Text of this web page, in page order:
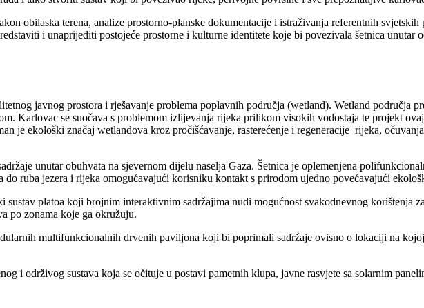
obilaska terena, analize prostorno-planske dokumentacije i istraživanja referentnih
i unaprijediti postojeće prostorne i kulturne identitete koje bi povezivala šetnica unutar
javnog prostora i rješavanje problema poplavnih područja (wetland). Wetland područja
Karlovac se suočava s problemom izlijevanja rijeka prilikom visokih vodostaja te projekt
je ekološki značaj wetlandova kroz pročišćavanje, rasterećenje i regeneracije rijeka,
unutar obuhvata na sjevernom dijelu naselja Gaza. Šetnica je oplemenjena
ruba jezera i rijeka omogućavajući korisniku kontakt s prirodom ujedno povećavajući
platoa koji brojnim interaktivnim sadržajima nudi mogućnost svakodnevnog korištenja
po zonama koje ga okružuju.
multifunkcionalnih drvenih paviljona koji bi poprimali sadržaje ovisno o lokaciji na
i održivog sustava koja se očituje u postavi pametnih klupa, javne rasvjete sa solarnim